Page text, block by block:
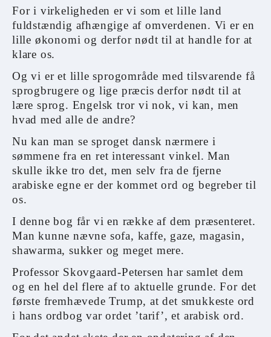
For i virkeligheden er vi som et lille land
fuldstændig afhængige af omverdenen. Vi er en
lille økonomi og derfor nødt til at handle for at
klare os.
Og vi er et lille sprogområde med tilsvarende få
sprogbrugere og lige præcis derfor nødt til at
lære sprog. Engelsk tror vi nok, vi kan, men
hvad med alle de andre?
Nu kan man se sproget dansk nærmere i
sømmene fra en ret interessant vinkel. Man
skulle ikke tro det, men selv fra de fjerne
arabiske egne er der kommet ord og begreber til
os.
I denne bog får vi en række af dem præsenteret.
Man kunne nævne sofa, kaffe, gaze, magasin,
shawarma, sukker og meget mere.
Professor Skovgaard-Petersen har samlet dem
og en hel del flere af to aktuelle grunde. For det
første fremhævede Trump, at det smukkeste ord
i hans ordbog var ordet ’tarif’, et arabisk ord.